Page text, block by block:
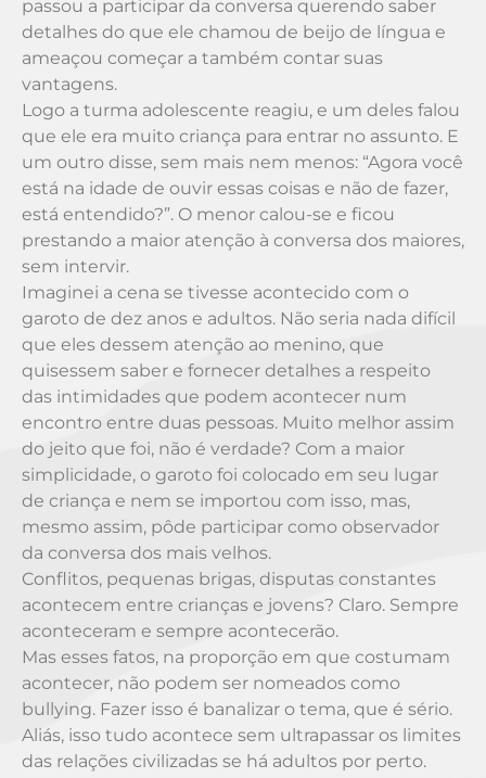
passou a participar da conversa querendo saber
detalhes do que ele chamou de beijo de língua e
ameaçou começar a também contar suas
vantagens.
Logo a turma adolescente reagiu, e um deles falou
que ele era muito criança para entrar no assunto. E
um outro disse, sem mais nem menos: “Agora você
está na idade de ouvir essas coisas e não de fazer,
está entendido?”. O menor calou-se e ficou
prestando a maior atenção à conversa dos maiores,
sem intervir.
Imaginei a cena se tivesse acontecido com o
garoto de dez anos e adultos. Não seria nada difícil
que eles dessem atenção ao menino, que
quisessem saber e fornecer detalhes a respeito
das intimidades que podem acontecer num
encontro entre duas pessoas. Muito melhor assim
do jeito que foi, não é verdade? Com a maior
simplicidade, o garoto foi colocado em seu lugar
de criança e nem se importou com isso, mas,
mesmo assim, pôde participar como observador
da conversa dos mais velhos.
Conflitos, pequenas brigas, disputas constantes
acontecem entre crianças e jovens? Claro. Sempre
aconteceram e sempre acontecerão.
Mas esses fatos, na proporção em que costumam
acontecer, não podem ser nomeados como
bullying. Fazer isso é banalizar o tema, que é sério.
Aliás, isso tudo acontece sem ultrapassar os limites
das relações civilizadas se há adultos por perto.